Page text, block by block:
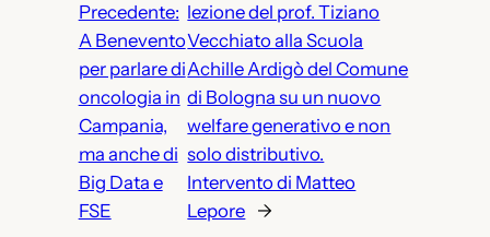
Precedente:
A Benevento
per parlare di
oncologia in
Campania,
ma anche di
Big Data e
FSE
lezione del prof. Tiziano
Vecchiato alla Scuola
Achille Ardigò del Comune
di Bologna su un nuovo
welfare generativo e non
solo distributivo.
Intervento di Matteo
Lepore →